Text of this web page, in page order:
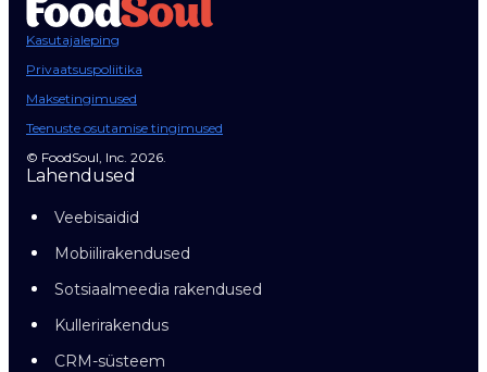
Kasutajaleping
Privaatsuspoliitika
Maksetingimused
Teenuste osutamise tingimused
© FoodSoul, Inc. 2026.
Lahendused
Veebisaidid
Mobiilirakendused
Sotsiaalmeedia rakendused
Kullerirakendus
CRM-süsteem